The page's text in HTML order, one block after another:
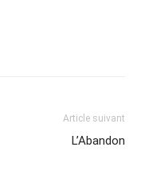
Article suivant
L’Abandon